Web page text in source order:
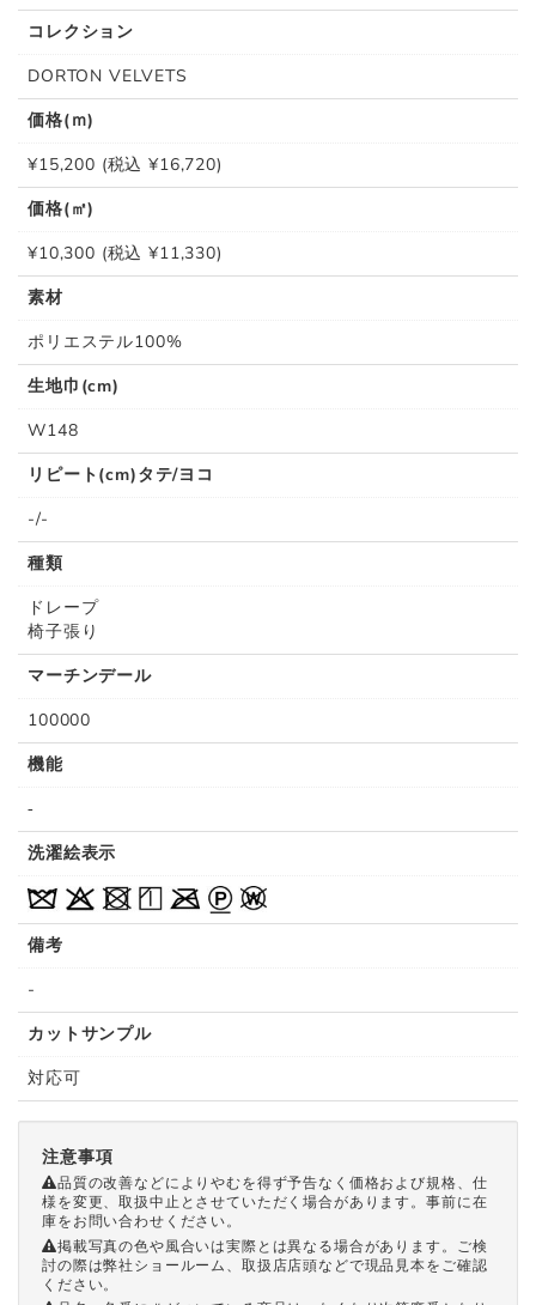
コレクション
DORTON VELVETS
価格(ｍ)
¥15,200 (税込 ¥16,720)
価格(㎡)
¥10,300 (税込 ¥11,330)
素材
ポリエステル100%
生地巾(cm)
W148
リピート(cm)タテ/ヨコ
‐/‐
種類
ドレープ
椅子張り
マーチンデール
100000
機能
-
洗濯絵表示
備考
-
カットサンプル
対応可
注意事項
品質の改善などによりやむを得ず予告なく価格および規格、仕
様を変更、取扱中止とさせていただく場合があります。事前に在
庫をお問い合わせください。
掲載写真の色や風合いは実際とは異なる場合があります。ご検
討の際は弊社ショールーム、取扱店店頭などで現品見本をご確認
ください。